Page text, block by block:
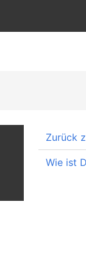
Zurück
Wie ist